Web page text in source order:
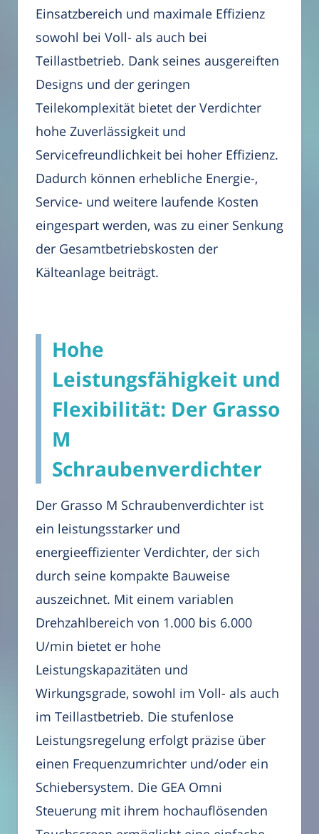
Einsatzbereich und maximale Effizienz
sowohl bei Voll- als auch bei
Teillastbetrieb. Dank seines ausgereiften
Designs und der geringen
Teilekomplexität bietet der Verdichter
hohe Zuverlässigkeit und
Servicefreundlichkeit bei hoher Effizienz.
Dadurch können erhebliche Energie-,
Service- und weitere laufende Kosten
eingespart werden, was zu einer Senkung
der Gesamtbetriebskosten der
Kälteanlage beiträgt.
Hohe
Leistungsfähigkeit und
Flexibilität: Der Grasso
M
Schraubenverdichter
Der Grasso M Schraubenverdichter ist
ein leistungsstarker und
energieeffizienter Verdichter, der sich
durch seine kompakte Bauweise
auszeichnet. Mit einem variablen
Drehzahlbereich von 1.000 bis 6.000
U/min bietet er hohe
Leistungskapazitäten und
Wirkungsgrade, sowohl im Voll- als auch
im Teillastbetrieb. Die stufenlose
Leistungsregelung erfolgt präzise über
einen Frequenzumrichter und/oder ein
Schiebersystem. Die GEA Omni
Steuerung mit ihrem hochauflösenden